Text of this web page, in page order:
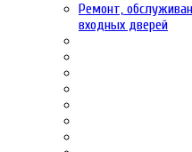
Ремонт,
входных дверей